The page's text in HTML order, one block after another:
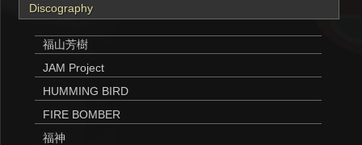
Discography
福山芳樹
JAM Project
HUMMING BIRD
FIRE BOMBER
福神